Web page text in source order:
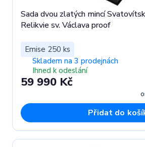
Sada dvou zlatých mincí
Relikvie sv. Václava proof
Emise 250 ks
Skladem na 3 prodejnách
Ihned k odeslání
59 990 Kč
Přidat do